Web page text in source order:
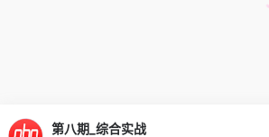
第八期_综合实战